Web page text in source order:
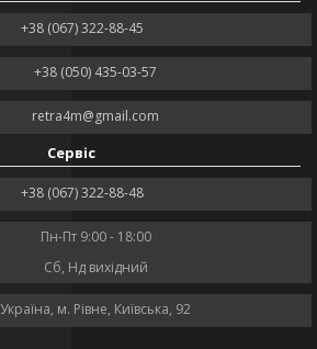
+38 (067) 322-88-45
+38 (050) 435-03-57
retra4m@gmail.com
Сервіс
+38 (067) 322-88-48
Пн-Пт 9:00 - 18:00
Сб, Нд вихідний
Україна, м. Рівне, Київська, 92